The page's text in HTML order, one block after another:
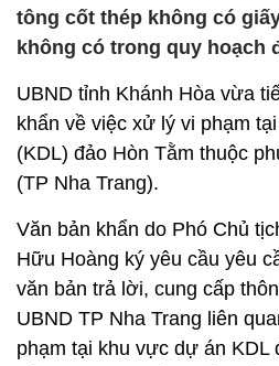
tông cốt thép không có
không có trong quy hoạch
UBND tỉnh Khánh Hòa vừa
khẩn về việc xử lý vi phạm
(KDL) đảo Hòn Tằm thuộc
(TP Nha Trang).
Văn bản khẩn do Phó Chủ
Hữu Hoàng ký yêu cầu yêu
văn bản trả lời, cung cấp
UBND TP Nha Trang liên
phạm tại khu vực dự án KDL